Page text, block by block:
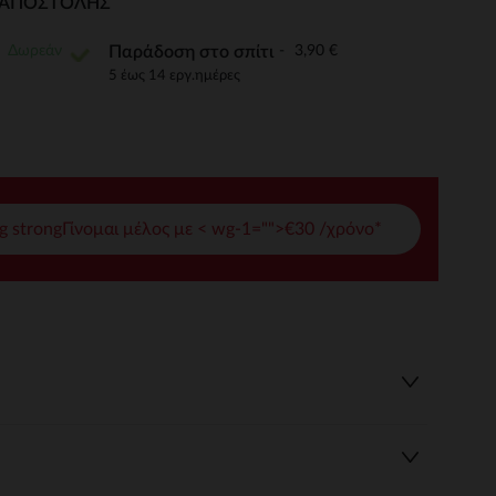
να διαχειριστείτε τις ρυθμίσεις απορρήτου,
ΑΠΟΣΤΟΛΉΣ
Παράδοση στο σπίτι 3,90 €
5 έως 14 εργ.ημέρες
strongΓίνομαι μέλος με < wg-1="">€30 /χρόνο*